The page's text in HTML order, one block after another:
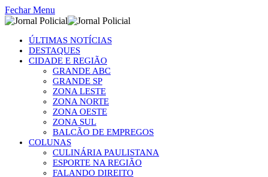
Fechar Menu
ÚLTIMAS NOTÍCIAS
DESTAQUES
CIDADE E REGIÃO
GRANDE ABC
GRANDE SP
ZONA LESTE
ZONA NORTE
ZONA OESTE
ZONA SUL
BALCÃO DE EMPREGOS
COLUNAS
CULINÁRIA PAULISTANA
ESPORTE NA REGIÃO
FALANDO DIREITO